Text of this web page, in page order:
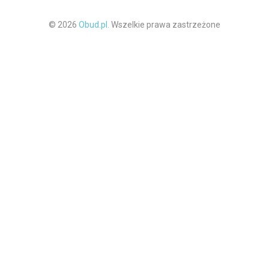
© 2026 Obud.pl. Wszelkie prawa zastrzeżone